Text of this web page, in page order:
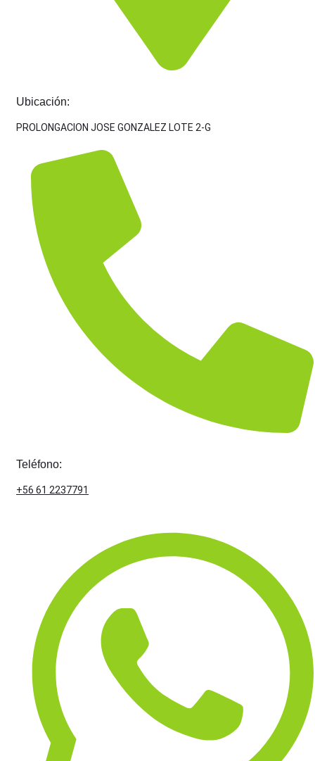
Ubicación:
PROLONGACION JOSE GONZALEZ LOTE 2-G
Teléfono:
+56 61 2237791